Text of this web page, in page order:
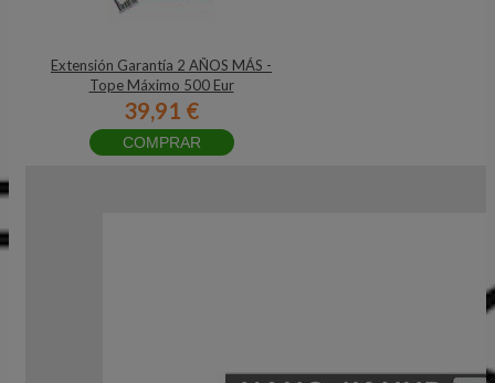
Extensión Garantía 2 AÑOS MÁS -
Tope Máximo 500 Eur
39,91 €
COMPRAR